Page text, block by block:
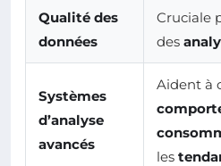
Qualité des
données
Cruciale
des
Systèmes
d’analyse
avancés
Aident à
les